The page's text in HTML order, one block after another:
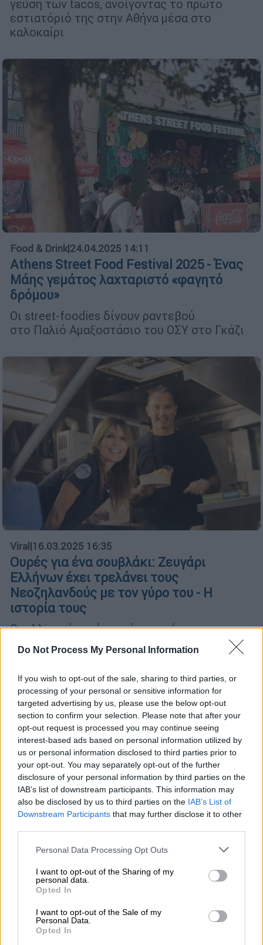
Do Not Process My Personal Information
If you wish to opt-out of the sale, sharing to third parties, or
processing of your personal or sensitive information for
targeted advertising by us, please use the below opt-out
section to confirm your selection. Please note that after your
opt-out request is processed you may continue seeing
interest-based ads based on personal information utilized by
us or personal information disclosed to third parties prior to
your opt-out. You may separately opt-out of the further
disclosure of your personal information by third parties on the
IAB’s list of downstream participants. This information may
also be disclosed by us to third parties on the IAB’s List of
Downstream Participants that may further disclose it to other
Please note that this website/app uses one or more Google
not limited to your visit or usage behaviour. You may click to
grant or deny consent to Google and its third-party tags to
use your data for below specified purposes in below Google
consent section.
Personal Data Processing Opt Outs
I want to opt-out of the Sharing of my
personal data.
Opted In
I want to opt-out of the Sale of my
Personal Data.
Opted In
γεύση των tacos, ανοίγοντας το πρώτο
εστιατόριό της στην Αθήνα μέσα στο
καλοκαίρι
Food & Drink|24.04.2025 14:11
Athens Street Food Festival 2025 - Ένας
Μάης γεμάτος λαχταριστό «φαγητό
δρόμου»
Οι street-foodies δίνουν ραντεβού
στο Παλιό Αμαξοστάσιο του ΟΣΥ στο Γκάζι
Viral|16.03.2025 16:35
Ουρές για ένα σουβλάκι: Ζευγάρι
Ελλήνων έχει τρελάνει τους
Νεοζηλανδούς με τον γύρο του - Η
ιστορία τους
Οι ελληνικές γεύσεις έχουν κάνει την
τοπική κοινωνία να συρρέει μαζικά για το
street food τους
Food & Drink|23.08.2024 07:30
Έρχεται το «Naousa Street Food Festival
2024 - Wine Edition»
Στην πόλη του Ξινόμαυρου από τις 6 έως τις
8 Σεπτεμβρίου καταξιωμένοι σεφ θα